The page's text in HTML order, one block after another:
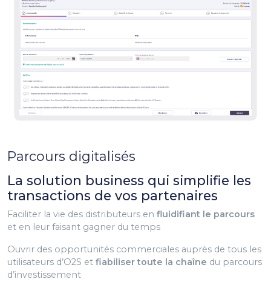
Parcours digitalisés
La solution business qui simplifie les
transactions de vos partenaires
Faciliter la vie des distributeurs en fluidifiant le parcours
et en leur faisant gagner du temps
Ouvrir des opportunités commerciales auprès de tous les
utilisateurs d’O2S et fiabiliser toute la chaîne du parcours
d’investissement